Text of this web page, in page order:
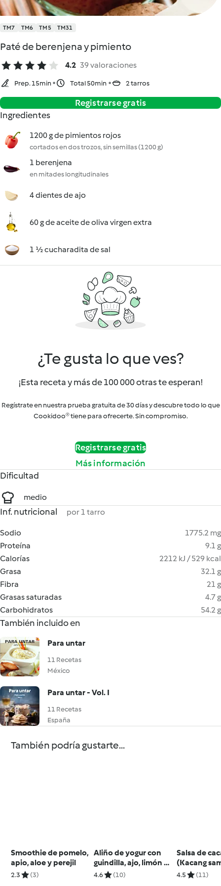
TM7 TM6 TM5 TM31
Paté de berenjena y pimiento
4.2 39 valoraciones
Prep. 15min Total 50min 2 tarros
Registrarse gratis
Ingredientes
1200 g de pimientos rojos
cortados en dos trozos, sin semillas (1200 g)
1 berenjena
en mitades longitudinales
4 dientes de ajo
60 g de aceite de oliva virgen extra
1 ½ cucharadita de sal
¿Te gusta lo que ves?
¡Esta receta y más de 100 000 otras te esperan!
Regístrate en nuestra prueba gratuita de 30 días y descubre todo lo que
Cookidoo® tiene para ofrecerte. Sin compromiso.
Registrarse gratis
Más información
Dificultad
medio
Inf. nutricional por 1 tarro
Sodio
1775.2 mg
Proteína
9.1 g
Calorías
2212 kJ / 529 kcal
Grasa
32.1 g
Fibra
21 g
Grasas saturadas
4.7 g
Carbohidratos
54.2 g
También incluido en
Para untar
11 Recetas
México
Para untar - Vol. I
11 Recetas
España
También podría gustarte...
Smoothie de pomelo,
apio, aloe y perejil
2.3 (3)
Aliño de yogur con
guindilla, ajo, limón y
cilantro
4.6 (10)
Salsa de
(Kacang
Indonesia
4.5 (11)